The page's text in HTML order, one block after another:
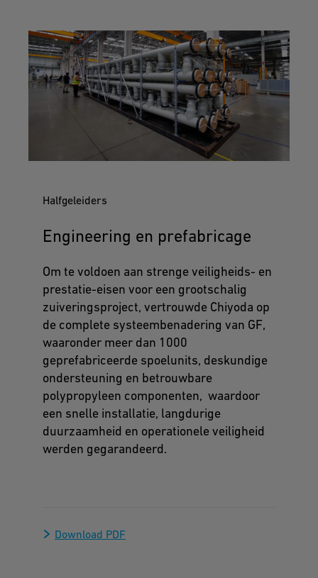
Halfgeleiders
Engineering en prefabricage
Om te voldoen aan strenge veiligheids- en
prestatie-eisen voor een grootschalig
zuiveringsproject, vertrouwde Chiyoda op
de complete systeembenadering van GF,
waaronder meer dan 1000
geprefabriceerde spoelunits, deskundige
ondersteuning en betrouwbare
polypropyleen componenten, waardoor
een snelle installatie, langdurige
duurzaamheid en operationele veiligheid
werden gegarandeerd.
Download PDF